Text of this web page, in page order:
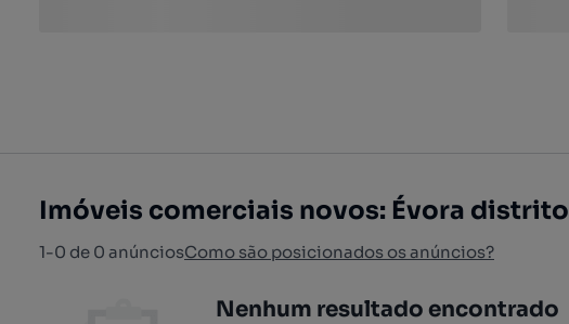
Imóveis comerciais novos: Évora distrito
1-0 de 0 anúnciosComo são posicionados os anúncios?
Nenhum resultado encontrado